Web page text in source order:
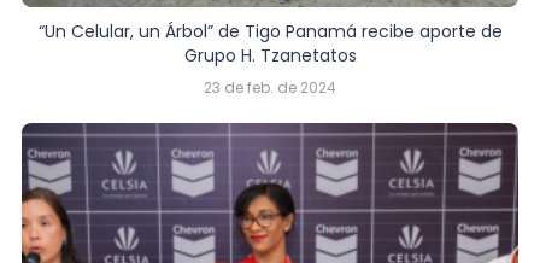
“Un Celular, un Árbol” de Tigo Panamá recibe aporte de
Grupo H. Tzanetatos
23 de feb. de 2024